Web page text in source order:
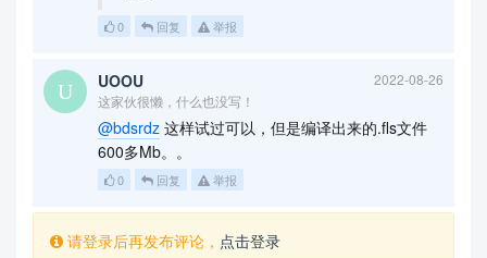
0 回复 举报
UOOU
2022-08-26
这家伙很懒，什么也没写！
@bdsrdz 这样试过可以，但是编译出来的.fls文件
600多Mb。。
0 回复 举报
请登录后再发布评论， 点击登录